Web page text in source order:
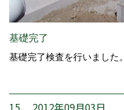
基礎完了
基礎完了検査を行いました。
15. 2012年09月03日